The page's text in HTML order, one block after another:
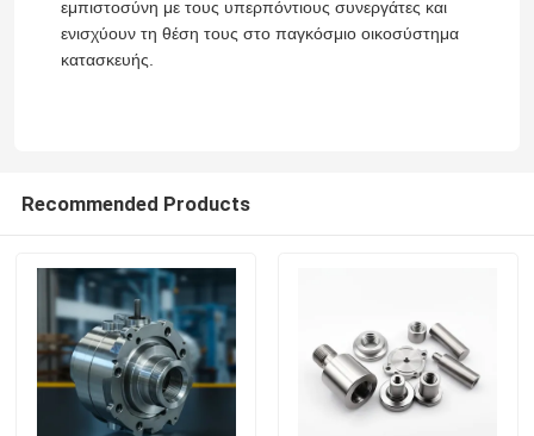
Ανταλλακτικά κατεργασμένα με Cnc
CNC μέρη ορείχαλκου
CNC μέρη τιτανίου
εμπιστοσύνη με τους υπερπόντιους συνεργάτες και
ενισχύουν τη θέση τους στο παγκόσμιο οικοσύστημα
κατασκευής.
Recommended Products